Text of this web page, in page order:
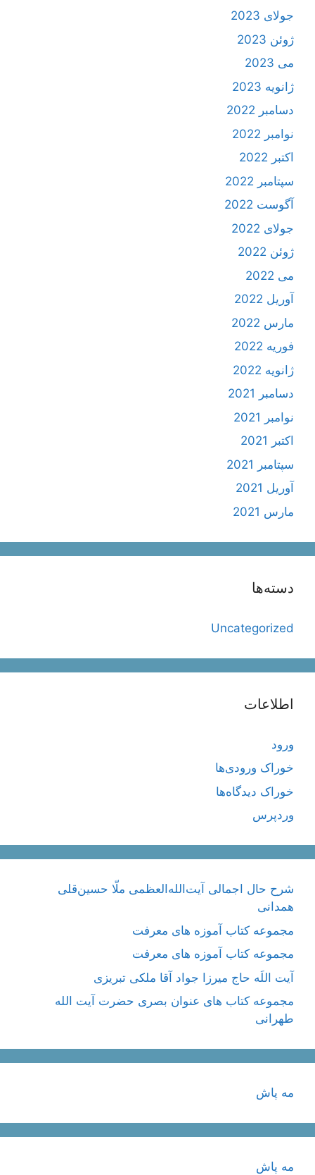
جولای 2023
ژوئن 2023
می 2023
ژانویه 2023
دسامبر 2022
نوامبر 2022
اکتبر 2022
سپتامبر 2022
آگوست 2022
جولای 2022
ژوئن 2022
می 2022
آوریل 2022
مارس 2022
فوریه 2022
ژانویه 2022
دسامبر 2021
نوامبر 2021
اکتبر 2021
سپتامبر 2021
آوریل 2021
مارس 2021
دسته‌ها
Uncategorized
اطلاعات
ورود
خوراک ورودی‌ها
خوراک دیدگاه‌ها
وردپرس
شرح حال اجمالی آیت‌الله‌العظمی ملّا حسین‌قلی
همدانی
مجموعه کتاب آموزه های معرفت
مجموعه کتاب آموزه های معرفت
آیت اللَه حاج میرزا جواد آقا ملکی تبریزی
مجموعه کتاب های عنوان بصری حضرت آیت الله
طهرانی
مه پاش
مه پاش